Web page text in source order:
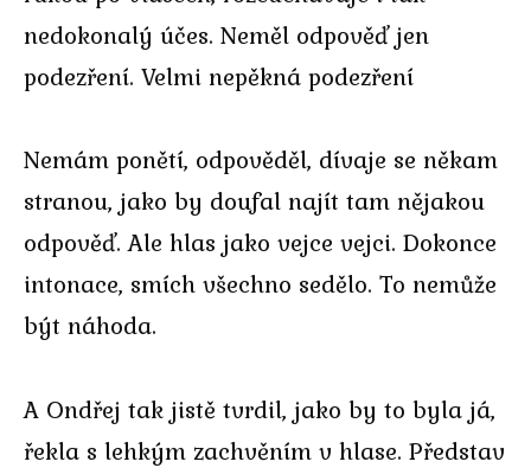
nedokonalý účes. Neměl odpověď jen
podezření. Velmi nepěkná podezření
Nemám ponětí, odpověděl, dívaje se někam
stranou, jako by doufal najít tam nějakou
odpověď. Ale hlas jako vejce vejci. Dokonce
intonace, smích všechno sedělo. To nemůže
být náhoda.
A Ondřej tak jistě tvrdil, jako by to byla já,
řekla s lehkým zachvěním v hlase. Představ